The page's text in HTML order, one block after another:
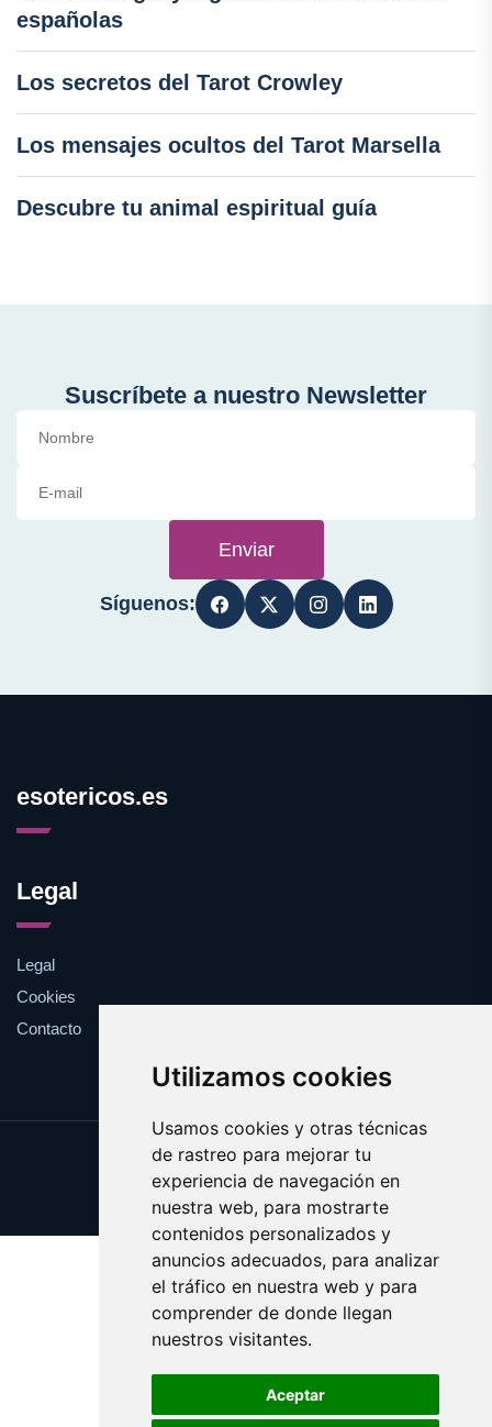
Utilizamos cookies
Usamos cookies y otras técnicas
de rastreo para mejorar tu
experiencia de navegación en
nuestra web, para mostrarte
contenidos personalizados y
anuncios adecuados, para analizar
el tráfico en nuestra web y para
comprender de donde llegan
nuestros visitantes.
Aceptar
españolas
Los secretos del Tarot Crowley
Los mensajes ocultos del Tarot Marsella
Descubre tu animal espiritual guía
Suscríbete a nuestro Newsletter
Enviar
Síguenos:
esotericos.es
Legal
Legal
Cookies
Contacto
Update cookies preferences
Copyright © 2025 esotericos.es